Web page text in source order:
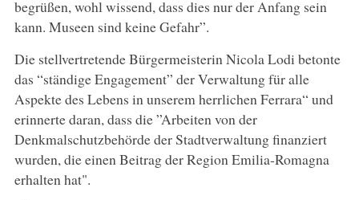
begrüßen, wohl wissend, dass dies nur der Anfang sein
kann. Museen sind keine Gefahr”.
Die stellvertretende Bürgermeisterin Nicola Lodi betonte
das “ständige Engagement” der Verwaltung für alle
Aspekte des Lebens in unserem herrlichen Ferrara“ und
erinnerte daran, dass die ”Arbeiten von der
Denkmalschutzbehörde der Stadtverwaltung finanziert
wurden, die einen Beitrag der Region Emilia-Romagna
erhalten hat".